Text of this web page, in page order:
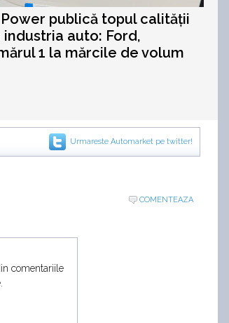
publică topul calității
industria auto: Ford,
1 la mărcile de volum
Urmareste Automarket pe twitter!
COMENTEAZA
comentariile